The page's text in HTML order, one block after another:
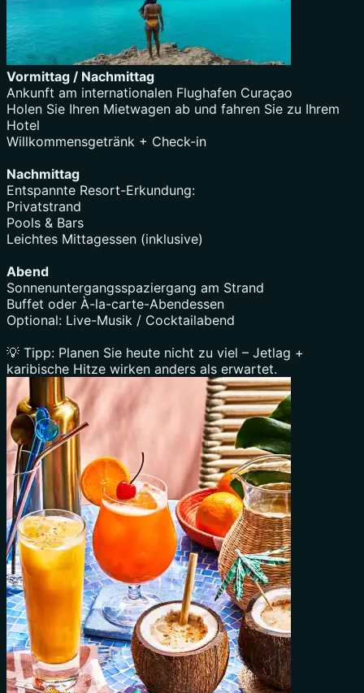
Vormittag / Nachmittag
Ankunft am internationalen Flughafen Curaçao
Holen Sie Ihren Mietwagen ab und fahren Sie zu Ihrem
Hotel
Willkommensgetränk + Check-in
Nachmittag
Entspannte Resort-Erkundung:
Privatstrand
Pools & Bars
Leichtes Mittagessen (inklusive)
Abend
Sonnenuntergangsspaziergang am Strand
Buffet oder À-la-carte-Abendessen
Optional: Live-Musik / Cocktailabend
💡 Tipp: Planen Sie heute nicht zu viel – Jetlag +
karibische Hitze wirken anders als erwartet.